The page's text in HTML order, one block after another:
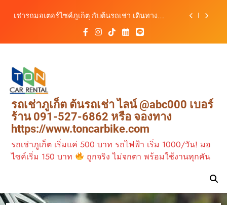
เช่ารถมอเตอร์ไซค์ภูเก็ต กับต้นรถเช่า เดินทาง
ต้นรถเช่า ครบทุกฟังก์ชันการใช้งาน ครบทุกประเภท
รถ ตอบโจทย์ทุกการเดินทางในภูเก็ต
สิงหาคม–ตุลาคม 2569
ต้นรถเช่าภูเก็ต บริการรถเช่าครบวงจร ราคาคุ้มค่า
เดินทางสะดวกทุกเส้นทาง
เช่ารถมอเตอร์ไซค์ภูเก็ต กับต้นรถเช่า เดินทาง
สะดวก ราคาประหยัด เริ่มต้นเพียง 150 บาท/วัน
ต้นรถเช่า ครบทุกฟังก์ชันการใช้งาน ครบทุกประเภท
รถ ตอบโจทย์ทุกการเดินทางในภูเก็ต
รถเช่าภูเก็ต ต้นรถเช่า ไลน์ @abc000 เบอร์
ร้าน 091-527-6862 หรือ จองทาง
https://www.toncarbike.com
รถเช่าภูเก็ต เริ่มแค่ 500 บาท รถไฟฟ้า เริ่ม 1000/วัน! มอ
ไซค์เริ่ม 150 บาท
ถูกจริง ไม่จกตา พร้อมใช้งานทุกคัน